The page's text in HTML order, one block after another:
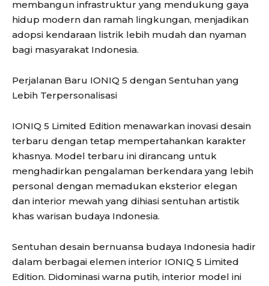
membangun infrastruktur yang mendukung gaya
hidup modern dan ramah lingkungan, menjadikan
adopsi kendaraan listrik lebih mudah dan nyaman
bagi masyarakat Indonesia.
Perjalanan Baru IONIQ 5 dengan Sentuhan yang
Lebih Terpersonalisasi
IONIQ 5 Limited Edition menawarkan inovasi desain
terbaru dengan tetap mempertahankan karakter
khasnya. Model terbaru ini dirancang untuk
menghadirkan pengalaman berkendara yang lebih
personal dengan memadukan eksterior elegan
dan interior mewah yang dihiasi sentuhan artistik
khas warisan budaya Indonesia.
Sentuhan desain bernuansa budaya Indonesia hadir
dalam berbagai elemen interior IONIQ 5 Limited
Edition. Didominasi warna putih, interior model ini